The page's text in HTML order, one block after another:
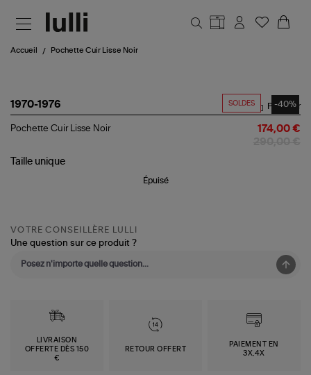
Accueil Pochette Cuir Lisse Noir
SOLDES -40%
1970-1976
Pochette
Noir
Partager
Pochette Cuir Lisse Noir 174,00 €
Taille unique
Épuisé
VOTRE CONSEILLÈRE LULLI
Une question sur ce produit ?
LIVRAISON
OFFERTE DÈS 150
€
RETOUR OFFERT
PAIEMENT EN
3X,4X